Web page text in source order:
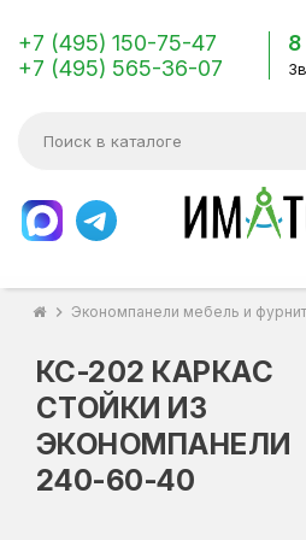
+7 (495) 150-75-47
+7 (495) 565-36-07
chevron_right Экономпанели мебель и
КС-202 КАРКАС
СТОЙКИ ИЗ
ЭКОНОМПАНЕЛИ
240-60-40